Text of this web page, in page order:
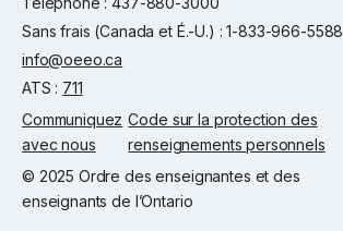
Sans frais (Canada et É.-U.) : 1-833-966-5588
info@oeeo.ca
ATS : 711
Communiquez
avec nous
Code sur la protection des
renseignements personnels
© 2025 Ordre des enseignantes et des
enseignants de l’Ontario